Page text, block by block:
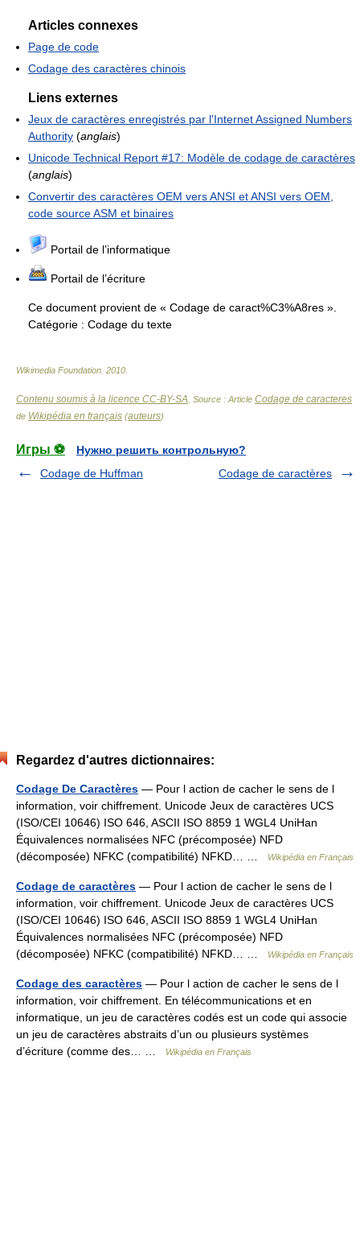
Articles connexes
Page de code
Codage des caractères chinois
Liens externes
Jeux de caractères enregistrés par l'Internet Assigned Numbers
Authority (anglais)
Unicode Technical Report #17: Modèle de codage de caractères
(anglais)
Convertir des caractères OEM vers ANSI et ANSI vers OEM,
code source ASM et binaires
Portail de l’informatique
Portail de l’écriture
Ce document provient de « Codage de caract%C3%A8res ».
Catégorie : Codage du texte
Wikimedia Foundation 2010
Contenu soumis à la licence CC-BY-SA . Source : Article Codage de caracteres
de Wikipédia en français (auteurs)
Игры ⚽
Нужно решить контрольную?
Codage de Huffman
Codage de caractères
Regardez d'autres dictionnaires:
Codage De Caractères — Pour l action de cacher le sens de l
information, voir chiffrement. Unicode Jeux de caractères UCS
(ISO/CEI 10646) ISO 646, ASCII ISO 8859 1 WGL4 UniHan
Équivalences normalisées NFC (précomposée) NFD
(décomposée) NFKC (compatibilité) NFKD… …
Wikipédia en Français
Codage de caractères — Pour l action de cacher le sens de l
information, voir chiffrement. Unicode Jeux de caractères UCS
(ISO/CEI 10646) ISO 646, ASCII ISO 8859 1 WGL4 UniHan
Équivalences normalisées NFC (précomposée) NFD
(décomposée) NFKC (compatibilité) NFKD… …
Wikipédia en Français
Codage des caractères — Pour l action de cacher le sens de l
information, voir chiffrement. En télécommunications et en
informatique, un jeu de caractères codés est un code qui associe
un jeu de caractères abstraits d’un ou plusieurs systèmes
d’écriture (comme des… …
Wikipédia en Français